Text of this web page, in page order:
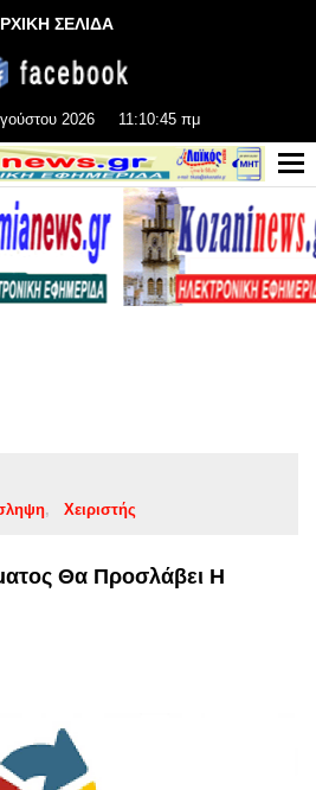
ΣΕΛΙΔΑ
2026 11:10:46 πμ
Χειριστής
Θα Προσλάβει Η